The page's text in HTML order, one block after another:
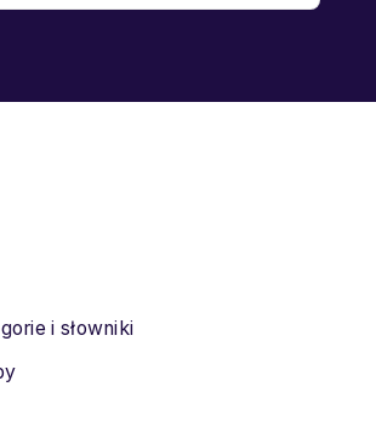
i słowniki